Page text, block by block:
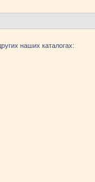
наших каталогах: